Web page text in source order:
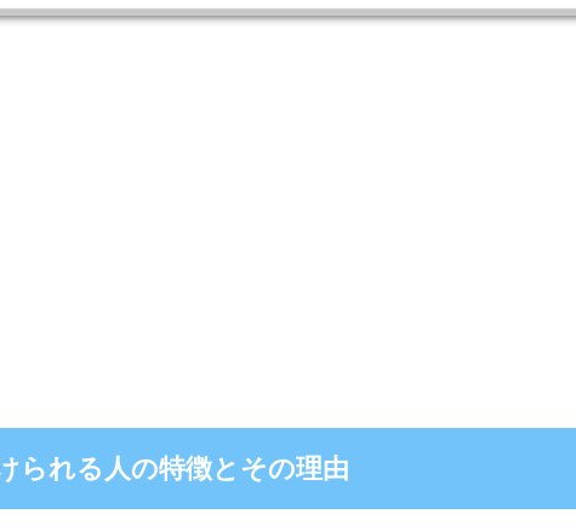
られる人の特徴とその理由